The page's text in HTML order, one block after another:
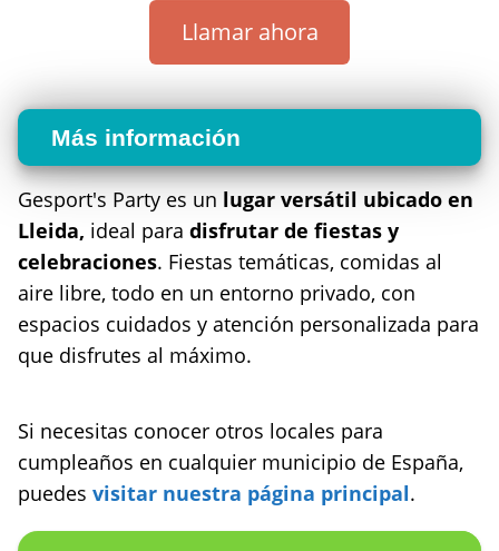
Llamar ahora
Más información
Gesport's Party es un lugar versátil ubicado en
Lleida, ideal para disfrutar de fiestas y
celebraciones. Fiestas temáticas, comidas al
aire libre, todo en un entorno privado, con
espacios cuidados y atención personalizada para
que disfrutes al máximo.
Si necesitas conocer otros locales para
cumpleaños en cualquier municipio de España,
puedes visitar nuestra página principal.